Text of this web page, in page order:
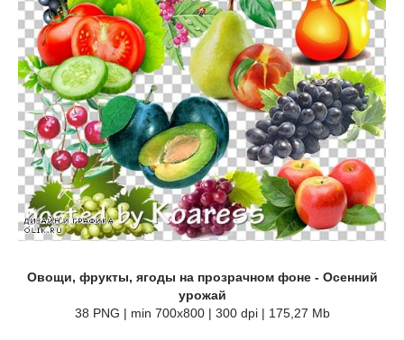
Овощи, фрукты, ягоды на прозрачном фоне - Осенний
урожай
38 PNG | min 700x800 | 300 dpi | 175,27 Mb